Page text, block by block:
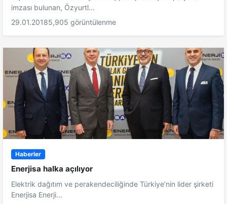
imzası bulunan, Özyurtl...
29.01.20185,905 görüntülenme
Haberler
Enerjisa halka açılıyor
Elektrik dağıtım ve perakendeciliğinde Türkiye’nin lider şirketi
Enerjisa Enerji...